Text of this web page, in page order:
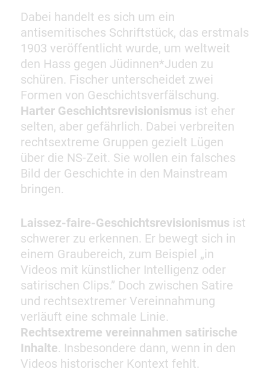
Dabei handelt es sich um ein
antisemitisches Schriftstück, das erstmals
1903 veröffentlicht wurde, um weltweit
den Hass gegen Jüdinnen*Juden zu
schüren. Fischer unterscheidet zwei
Formen von Geschichtsverfälschung.
Harter Geschichtsrevisionismus ist eher
selten, aber gefährlich. Dabei verbreiten
rechtsextreme Gruppen gezielt Lügen
über die NS-Zeit. Sie wollen ein falsches
Bild der Geschichte in den Mainstream
bringen.
Laissez-faire-Geschichtsrevisionismus ist
schwerer zu erkennen. Er bewegt sich in
einem Graubereich, zum Beispiel „in
Videos mit künstlicher Intelligenz oder
satirischen Clips.” Doch zwischen Satire
und rechtsextremer Vereinnahmung
verläuft eine schmale Linie.
Rechtsextreme vereinnahmen satirische
Inhalte. Insbesondere dann, wenn in den
Videos historischer Kontext fehlt.